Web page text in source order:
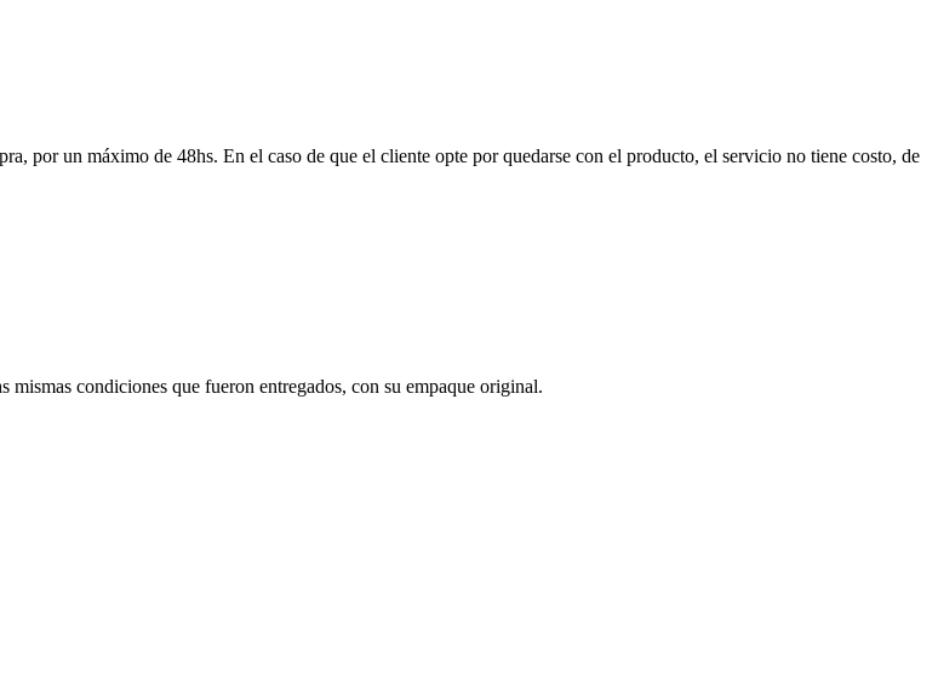
por un máximo de 48hs. En el caso de que el cliente opte por quedarse con el producto, el servicio no tiene costo, de
condiciones que fueron entregados, con su empaque original.